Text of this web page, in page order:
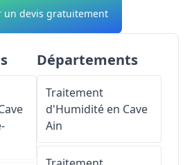
un devis gratuitement
Départements
Traitement
d'Humidité en Cave
Ain